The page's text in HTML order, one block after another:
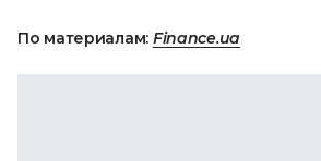
По материалам: Finance.ua